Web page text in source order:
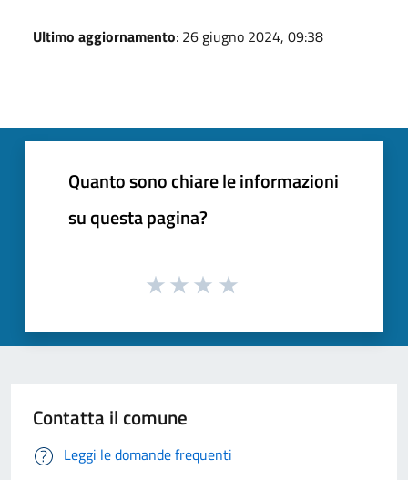
Ultimo aggiornamento: 26 giugno 2024, 09:38
Quanto sono chiare le informazioni
su questa pagina?
Contatta il comune
Leggi le domande frequenti